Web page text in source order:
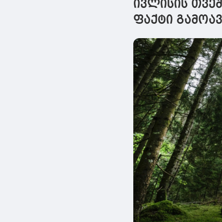
ივლისის
ფაქტი